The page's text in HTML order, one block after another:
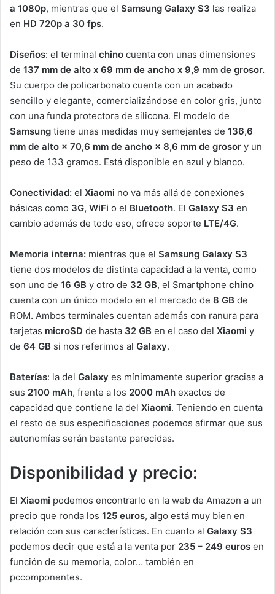
a 1080p, mientras que el Samsung Galaxy S3 las realiza
en HD 720p a 30 fps.
Diseños: el terminal chino cuenta con unas dimensiones
de 137 mm de alto x 69 mm de ancho x 9,9 mm de grosor.
Su cuerpo de policarbonato cuenta con un acabado
sencillo y elegante, comercializándose en color gris, junto
con una funda protectora de silicona. El modelo de
Samsung tiene unas medidas muy semejantes de 136,6
mm de alto × 70,6 mm de ancho × 8,6 mm de grosor y un
peso de 133 gramos. Está disponible en azul y blanco.
Conectividad: el Xiaomi no va más allá de conexiones
básicas como 3G, WiFi o el Bluetooth. El Galaxy S3 en
cambio además de todo eso, ofrece soporte LTE/4G.
Memoria interna: mientras que el Samsung Galaxy S3
tiene dos modelos de distinta capacidad a la venta, como
son uno de 16 GB y otro de 32 GB, el Smartphone chino
cuenta con un único modelo en el mercado de 8 GB de
ROM. Ambos terminales cuentan además con ranura para
tarjetas microSD de hasta 32 GB en el caso del Xiaomi y
de 64 GB si nos referimos al Galaxy.
Baterías: la del Galaxy es mínimamente superior gracias a
sus 2100 mAh, frente a los 2000 mAh exactos de
capacidad que contiene la del Xiaomi. Teniendo en cuenta
el resto de sus especificaciones podemos afirmar que sus
autonomías serán bastante parecidas.
Disponibilidad y precio:
El Xiaomi podemos encontrarlo en la web de Amazon a un
precio que ronda los 125 euros, algo está muy bien en
relación con sus características. En cuanto al Galaxy S3
podemos decir que está a la venta por 235 – 249 euros en
función de su memoria, color… también en
pccomponentes.